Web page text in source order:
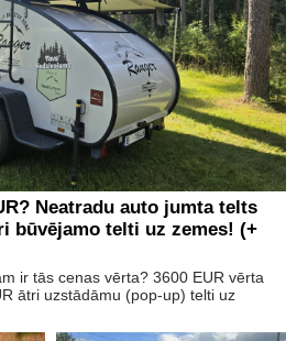
Neatradu auto jumta telts
būvējamo telti uz zemes! (+
ir tās cenas vērta? 3600 EUR vērta
ātri uzstādāmu (pop-up) telti uz